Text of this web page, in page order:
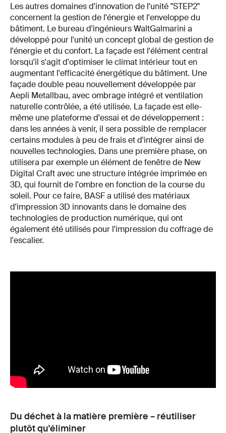
Les autres domaines d'innovation de l'unité "STEP2"
concernent la gestion de l'énergie et l'enveloppe du
bâtiment. Le bureau d'ingénieurs WaltGalmarini a
développé pour l'unité un concept global de gestion de
l'énergie et du confort. La façade est l'élément central
lorsqu'il s'agit d'optimiser le climat intérieur tout en
augmentant l'efficacité énergétique du bâtiment. Une
façade double peau nouvellement développée par
Aepli Metallbau, avec ombrage intégré et ventilation
naturelle contrôlée, a été utilisée. La façade est elle-
même une plateforme d'essai et de développement :
dans les années à venir, il sera possible de remplacer
certains modules à peu de frais et d'intégrer ainsi de
nouvelles technologies. Dans une première phase, on
utilisera par exemple un élément de fenêtre de New
Digital Craft avec une structure intégrée imprimée en
3D, qui fournit de l'ombre en fonction de la course du
soleil. Pour ce faire, BASF a utilisé des matériaux
d'impression 3D innovants dans le domaine des
technologies de production numérique, qui ont
également été utilisés pour l'impression du coffrage de
l'escalier.
Du déchet à la matière première – réutiliser
plutôt qu'éliminer